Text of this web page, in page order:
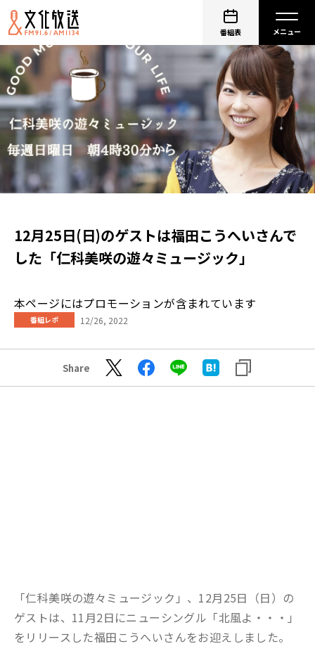
番組表
12月25日(日)のゲストは福田こうへいさんで
した「仁科美咲の遊々ミュージック」
本ページにはプロモーションが含まれています
番組レポ 12/26, 2022
Share
「仁科美咲の遊々ミュージック」、12月25日（日）の
ゲストは、11月2日にニューシングル「北風よ・・・」
をリリースした福田こうへいさんをお迎えしました。